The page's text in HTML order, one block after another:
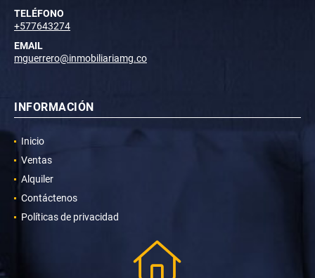
TELÉFONO
+577643274
EMAIL
mguerrero@inmobiliariamg.co
INFORMACIÓN
Inicio
Ventas
Alquiler
Contáctenos
Políticas de privacidad